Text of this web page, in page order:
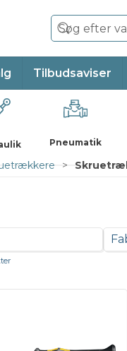
Tilbudsaviser
Pneumatik